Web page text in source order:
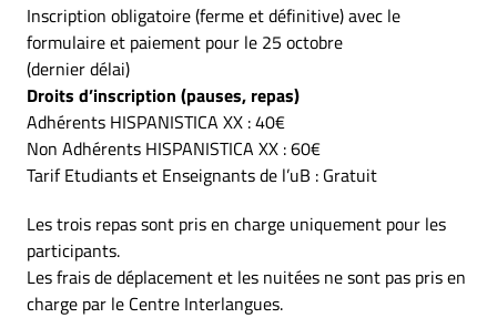
Inscription obligatoire (ferme et définitive) avec le
formulaire et paiement pour le 25 octobre
(dernier délai)
Droits d’inscription (pauses, repas)
Adhérents HISPANISTICA XX : 40€
Non Adhérents HISPANISTICA XX : 60€
Tarif Etudiants et Enseignants de l’uB : Gratuit
Les trois repas sont pris en charge uniquement pour les
participants.
Les frais de déplacement et les nuitées ne sont pas pris en
charge par le Centre Interlangues.